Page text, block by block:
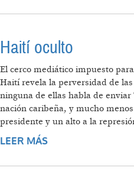
Haití oculto
El cerco mediático impuesto
Haití revela la perversidad de
ninguna de ellas habla de
nación caribeña, y mucho
presidente y un alto a la
LEER MÁS